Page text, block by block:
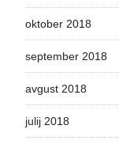
oktober 2018
september 2018
avgust 2018
julij 2018